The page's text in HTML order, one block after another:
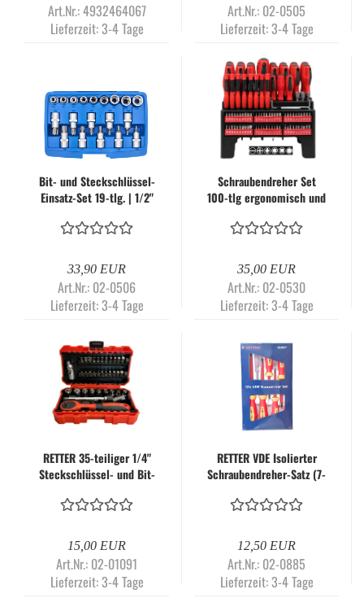
Art.Nr.: 4932464067
Lieferzeit:3-4 Tage
Art.Nr.: 02-0505
Lieferzeit:3-4 Tage
Bit- und Steckschlüssel-
Einsatz-Set 19-tlg. | 1/2"
(Torx) - RETTER
| RTE0193
33,90 EUR
Art.Nr.: 02-0506
Lieferzeit:3-4 Tage
Schraubendreher Set
100-tlg ergonomisch und
35,00 EUR
Art.Nr.: 02-0530
Lieferzeit:3-4 Tage
RETTER 35-teiliger 1/4"
Steckschlüssel- und Bit-
Ratsche mit
Verlängerung – für Auto,
Werkstatt &
Heimgebrauch
15,00 EUR
Art.Nr.: 02-01091
Lieferzeit:3-4 Tage
RETTER VDE Isolierter
Schraubendreher-Satz (7-
magnetisch, bis 1000V
12,50 EUR
Art.Nr.: 02-0885
Lieferzeit:3-4 Tage